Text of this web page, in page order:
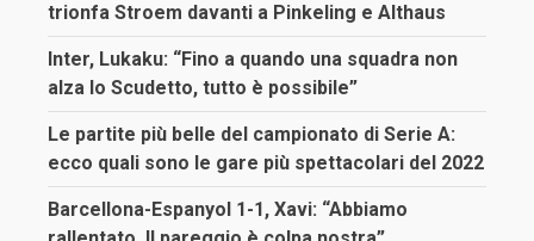
trionfa Stroem davanti a Pinkeling e Althaus
Inter, Lukaku: “Fino a quando una squadra non
alza lo Scudetto, tutto è possibile”
Le partite più belle del campionato di Serie A:
ecco quali sono le gare più spettacolari del 2022
Barcellona-Espanyol 1-1, Xavi: “Abbiamo